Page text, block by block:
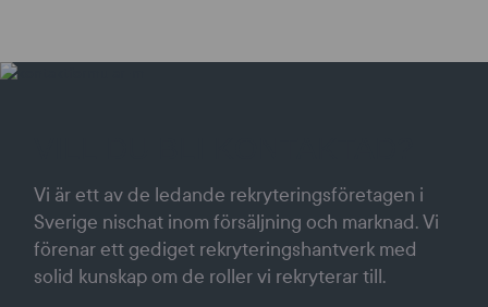
Vi är ett av de ledande rekryteringsföretagen i
Sverige nischat inom försäljning och marknad. Vi
förenar ett gediget rekryteringshantverk med
solid kunskap om de roller vi rekryterar till.